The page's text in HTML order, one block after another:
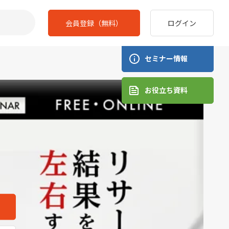
会員登録（無料） ログイン
セミナー情報
お役立ち資料